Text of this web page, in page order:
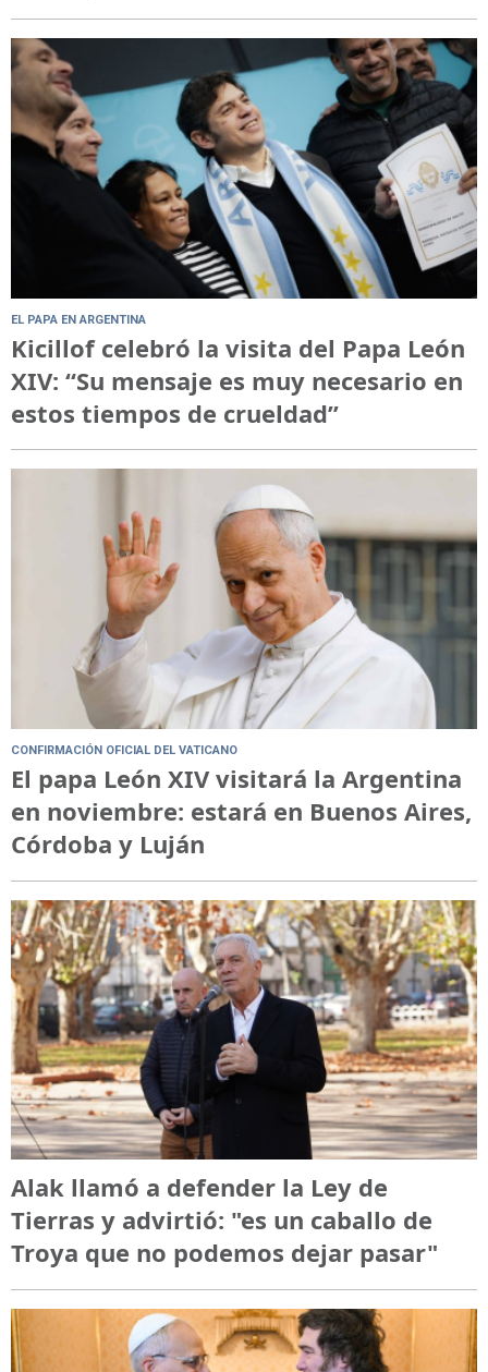
EL PAPA EN ARGENTINA
Kicillof celebró la visita del Papa León
XIV: “Su mensaje es muy necesario en
estos tiempos de crueldad”
CONFIRMACIÓN OFICIAL DEL VATICANO
El papa León XIV visitará la Argentina
en noviembre: estará en Buenos Aires,
Córdoba y Luján
Alak llamó a defender la Ley de
Tierras y advirtió: "es un caballo de
Troya que no podemos dejar pasar"